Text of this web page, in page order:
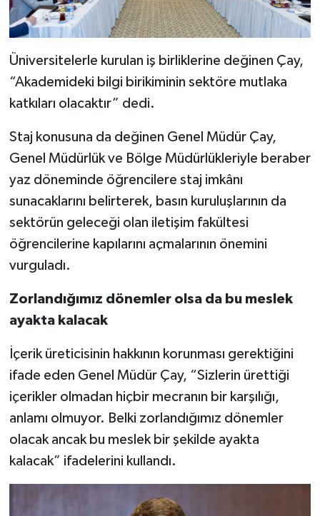
Üniversitelerle kurulan iş birliklerine değinen Çay,
“Akademideki bilgi birikiminin sektöre mutlaka
katkıları olacaktır” dedi.
Staj konusuna da değinen Genel Müdür Çay,
Genel Müdürlük ve Bölge Müdürlükleriyle beraber
yaz döneminde öğrencilere staj imkânı
sunacaklarını belirterek, basın kuruluşlarının da
sektörün geleceği olan iletişim fakültesi
öğrencilerine kapılarını açmalarının önemini
vurguladı.
Zorlandığımız dönemler olsa da bu meslek
ayakta kalacak
İçerik üreticisinin hakkının korunması gerektiğini
ifade eden Genel Müdür Çay, “Sizlerin ürettiği
içerikler olmadan hiçbir mecranın bir karşılığı,
anlamı olmuyor. Belki zorlandığımız dönemler
olacak ancak bu meslek bir şekilde ayakta
kalacak” ifadelerini kullandı.